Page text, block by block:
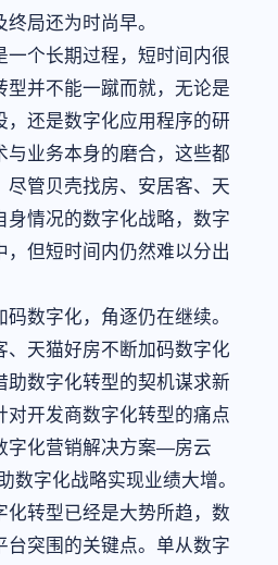
局还为时尚早。
一个长期过程，短时间内很
型并不能一蹴而就，无论是
，还是数字化应用程序的研
与业务本身的磨合，这些都
尽管贝壳找房、安居客、天
身情况的数字化战略，数字
，但短时间内仍然难以分出
数字化，角逐仍在继续。
、天猫好房不断加码数字化
助数字化转型的契机谋求新
对开发商数字化转型的痛点
字化营销解决方案—房云
数字化战略实现业绩大增。
化转型已经是大势所趋，数
台突围的关键点。单从数字